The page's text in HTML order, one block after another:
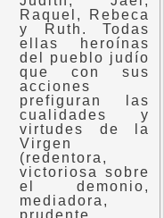
Raquel, Rebeca
y Ruth. Todas
ellas heroínas
del pueblo judío
que con sus
acciones
prefiguran las
cualidades y
virtudes de la
Virgen
(redentora,
victoriosa sobre
el demonio,
mediadora,
prudente,